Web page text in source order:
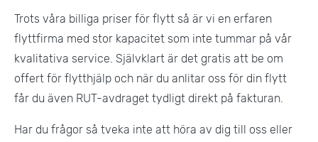
Trots våra billiga priser för flytt så är vi en erfaren
flyttfirma med stor kapacitet som inte tummar på vår
kvalitativa service. Självklart är det gratis att be om
offert för flytthjälp och när du anlitar oss för din flytt
får du även RUT-avdraget tydligt direkt på fakturan.
Har du frågor så tveka inte att höra av dig till oss eller